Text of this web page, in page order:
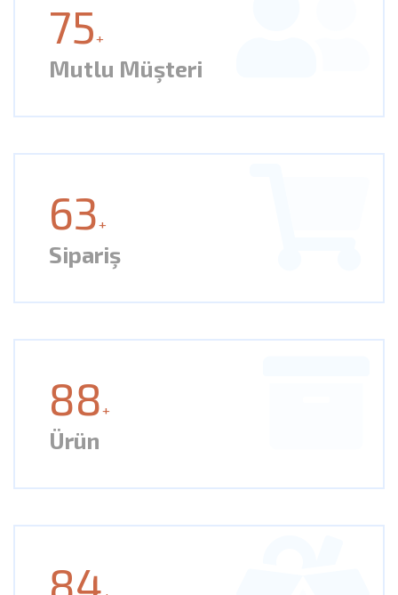
75+
Mutlu Müşteri
63+
Sipariş
88+
Ürün
84